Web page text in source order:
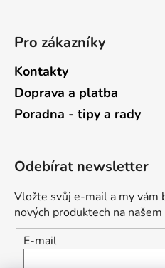
Pro zákazníky
Kontakty
Doprava a platba
Poradna - tipy a rady
Odebírat newsletter
Vložte svůj e-mail a my vám
nových produktech na
E-mail